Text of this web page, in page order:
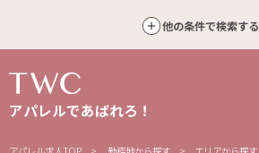
他の条件で検索する
アパレルであばれろ！